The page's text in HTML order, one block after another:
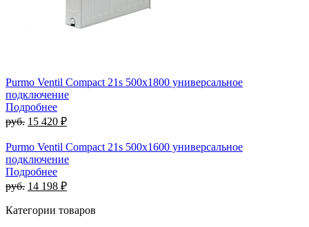
Purmo Ventil Compact 21s 500х1800 универсальное
подключение
Подробнее
руб. 15 420 ₽
Purmo Ventil Compact 21s 500х1600 универсальное
подключение
Подробнее
руб. 14 198 ₽
Категории товаров